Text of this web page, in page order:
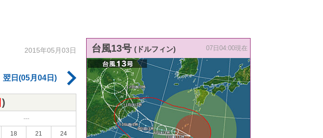
2015年05月03日
翌日(05月04日)
)
---
18 21 24
台風13号 (ドルフィン) 07日04:00現在